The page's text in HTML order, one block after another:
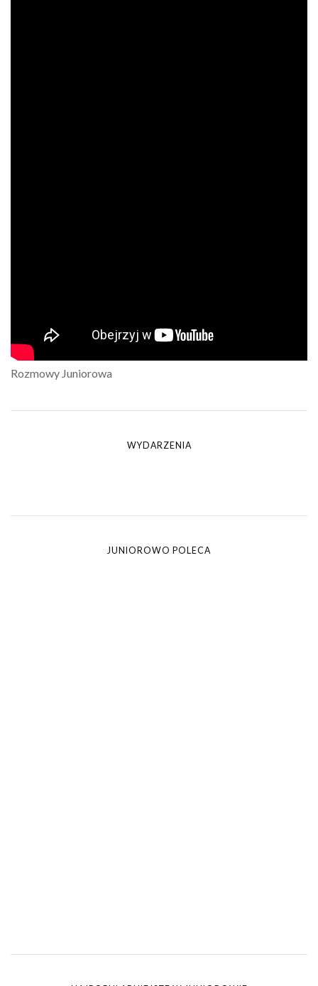
Rozmowy Juniorowa
WYDARZENIA
JUNIOROWO POLECA